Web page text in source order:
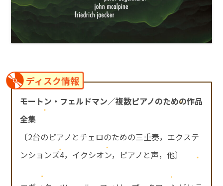
ディスク情報
モートン・フェルドマン／複数ピアノのための作品
全集
〔2台のピアノとチェロのための三重奏，エクステ
ンションズ4，イクシオン，ピアノと声，他〕